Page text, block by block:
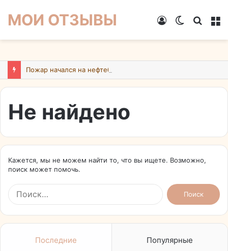
МОИ ОТЗЫВЫ
Switch
Войти
Не найдено
Кажется, мы не можем найти то, что вы ищете. Возможно,
поиск может помочь.
Найти:
Последние Популярные